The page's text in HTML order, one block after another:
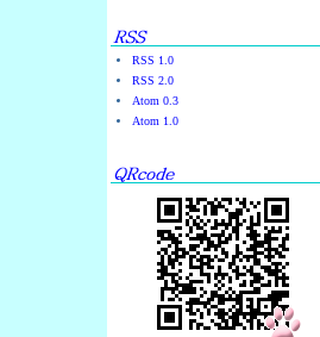
RSS 1.0
RSS 2.0
Atom 0.3
Atom 1.0